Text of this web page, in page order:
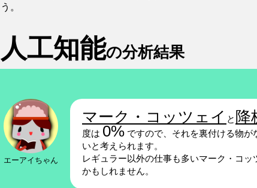
う。
人工知能の分析結果
エーアイちゃん
マーク・コッツェイ と 降
度は 0% ですので、それを裏付ける物
いと考えられます。
レギュラー以外の仕事も多いマーク・コ
かもしれません。